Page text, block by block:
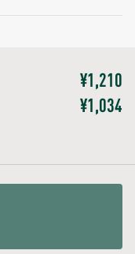
¥1,210
¥1,034